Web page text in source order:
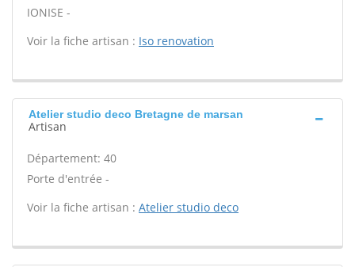
IONISE -
Voir la fiche artisan : Iso renovation
Atelier studio deco Bretagne de marsan
Artisan
Département: 40
Porte d'entrée -
Voir la fiche artisan : Atelier studio deco